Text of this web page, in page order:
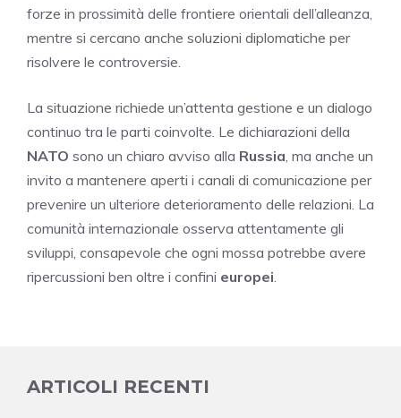
forze in prossimità delle frontiere orientali dell’alleanza,
mentre si cercano anche soluzioni diplomatiche per
risolvere le controversie.
La situazione richiede un’attenta gestione e un dialogo
continuo tra le parti coinvolte. Le dichiarazioni della
NATO sono un chiaro avviso alla Russia, ma anche un
invito a mantenere aperti i canali di comunicazione per
prevenire un ulteriore deterioramento delle relazioni. La
comunità internazionale osserva attentamente gli
sviluppi, consapevole che ogni mossa potrebbe avere
ripercussioni ben oltre i confini europei.
ARTICOLI RECENTI